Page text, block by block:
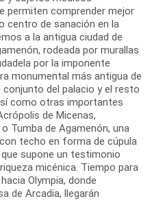
permiten comprender mejor
centro de sanación en la
a la antigua ciudad de
rodeada por murallas
por la imponente
monumental más antigua de
conjunto del palacio y el resto
como otras importantes
de Micenas,
Tumba de Agamenón, una
techo en forma de cúpula
supone un testimonio
micénica. Tiempo para
Olympia, donde
de Arcadia, llegarán